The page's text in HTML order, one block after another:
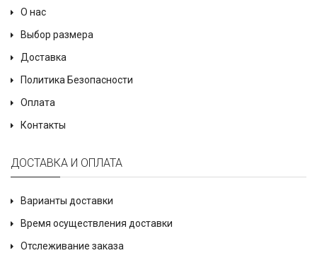
О нас
Выбор размера
Доставка
Политика Безопасности
Оплата
Контакты
ДОСТАВКА И ОПЛАТА
Варианты доставки
Время осуществления доставки
Отслеживание заказа